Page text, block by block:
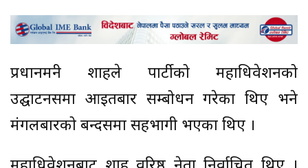
प्रधानमन्त्री शाहले पार्टीको महाधिवेशनको
उद्घाटनसत्रमा आइतबार सम्बोधन गरेका थिए भने
मंगलबारको बन्दसत्रमा सहभागी भएका थिए ।